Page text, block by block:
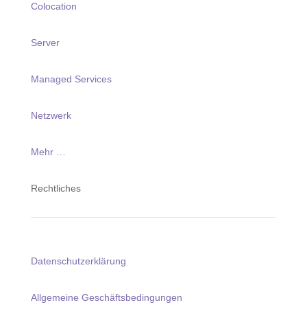
Colocation
Server
Managed Services
Netzwerk
Mehr …
Rechtliches
Datenschutzerklärung
Allgemeine Geschäftsbedingungen